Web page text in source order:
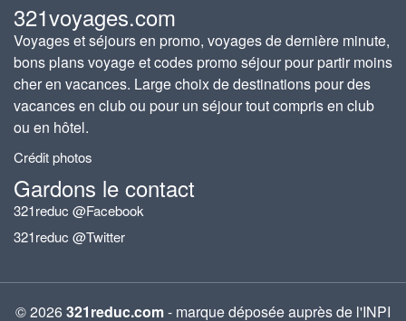
321voyages.com
Voyages et séjours en promo, voyages de dernière minute,
bons plans voyage et codes promo séjour pour partir moins
cher en vacances. Large choix de destinations pour des
vacances en club ou pour un séjour tout compris en club
ou en hôtel.
Crédit photos
Gardons le contact
321reduc @Facebook
321reduc @Twitter
© 2026321reduc.com- marque déposée auprès de l'INPI